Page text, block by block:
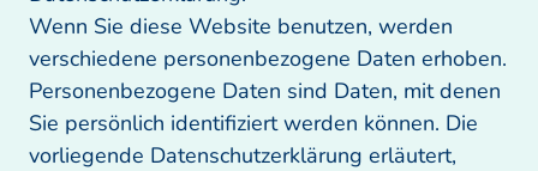
Wenn Sie diese Website benutzen, werden
verschiedene personenbezogene Daten erhoben.
Personenbezogene Daten sind Daten, mit denen
Sie persönlich identifiziert werden können. Die
vorliegende Datenschutzerklärung erläutert,